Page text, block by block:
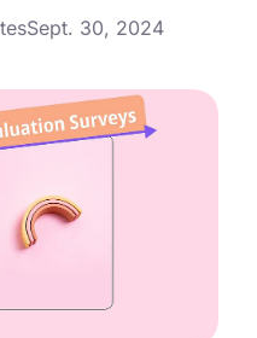
Sept. 30, 2024